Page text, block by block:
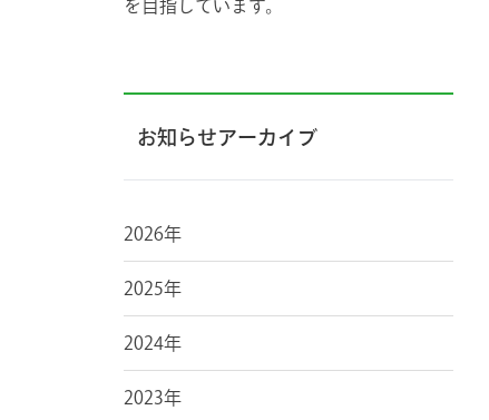
を目指しています。
お知らせアーカイブ
2026年
2025年
2024年
2023年